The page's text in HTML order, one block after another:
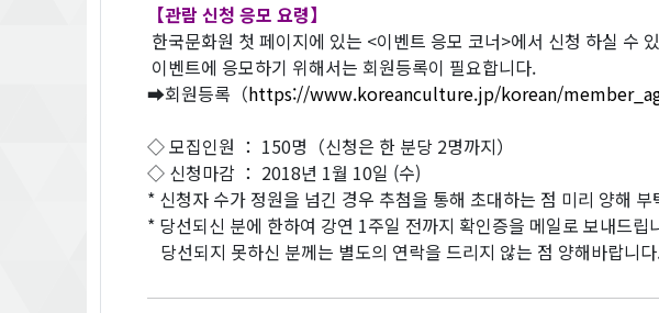
【관람 신청 응모 요령】
한국문화원 첫 페이지에 있는 <이벤트 응모 코너>에서 신청 하실 수
이벤트에 응모하기 위해서는 회원등록이 필요합니다.
➡회원등록（https://www.koreanculture.jp/korean/
◇ 모집인원 ： 150명（신청은 한 분당 2명까지）
◇ 신청마감 ： 2018년 1월 10일 (수)
* 신청자 수가 정원을 넘긴 경우 추첨을 통해 초대하는 점 미리 양해 부
* 당선되신 분에 한하여 강연 1주일 전까지 확인증을 메일로 보내드립
당선되지 못하신 분께는 별도의 연락을 드리지 않는 점 양해바랍니